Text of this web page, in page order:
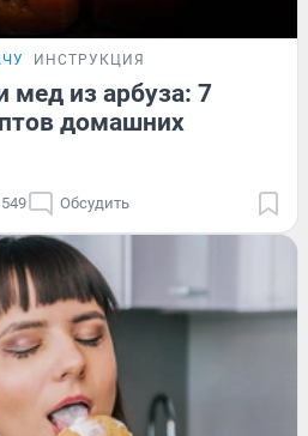
ИНСТРУКЦИЯ
мед из арбуза: 7
домашних
Обсудить